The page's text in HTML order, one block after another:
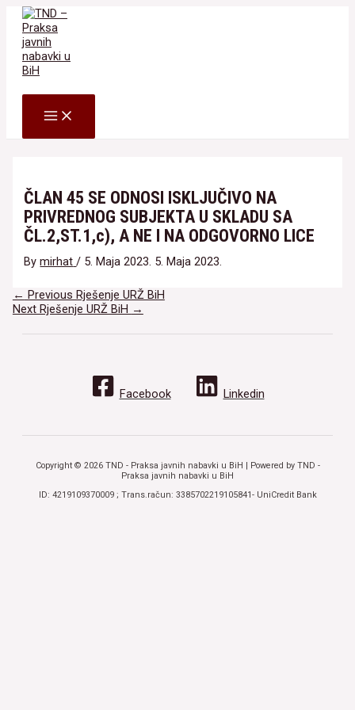
Skip
content
MAIN
MENU
ČLAN 45 SE ODNOSI ISKLJUČIVO NA
PRIVREDNOG SUBJEKTA U SKLADU SA
ČL.2,ST.1,c), A NE I NA ODGOVORNO LICE
Bymirhat / 5. Maja 2023. 5. Maja 2023.
Navigacija
članaka
← Previous Rješenje URŽ BiH
Next Rješenje URŽ BiH →
Facebook Linkedin
Copyright © 2026 TND - Praksa javnih nabavki u BiH | Powered by TND -
Praksa javnih nabavki u BiH
ID: 4219109370009 ; Trans.račun: 3385702219105841- UniCredit Bank